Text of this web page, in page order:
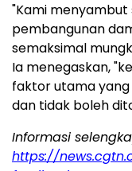
"Kami menyambut
pembangunan
semaksimal
Ia menegaskan,
faktor utama
dan tidak boleh
Informasi
https://